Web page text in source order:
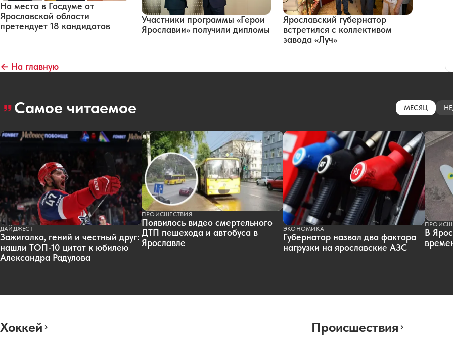
На места в Госдуме от
Ярославской области
претендует 18 кандидатов
Участники программы «Герои
Ярославии» получили дипломы
Ярославский губернатор
встретился с коллективом
завода «Луч»
← На главную
Самое читаемое МЕСЯЦ
ДАЙДЖЕСТ
Зажигалка, гений и честный друг:
нашли ТОП-10 цитат к юбилею
Александра Радулова
ПРОИСШЕСТВИЯ
Появилось видео смертельного
ДТП пешехода и автобуса в
Ярославле
ЭКОНОМИКА
Губернатор назвал два фактора
нагрузки на ярославские АЗС
В
Хоккей Происшествия